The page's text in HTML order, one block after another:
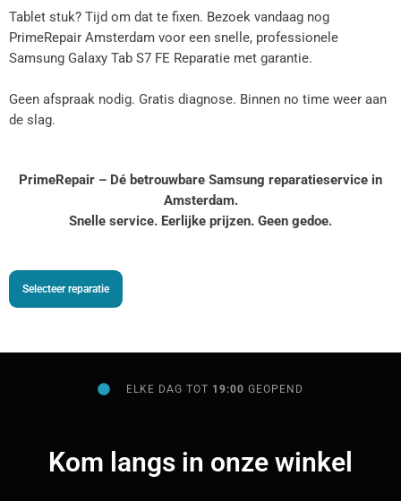
Tablet stuk? Tijd om dat te fixen. Bezoek vandaag nog
PrimeRepair Amsterdam voor een snelle, professionele
Samsung Galaxy Tab S7 FE Reparatie​​​​ met garantie.
Geen afspraak nodig. Gratis diagnose. Binnen no time weer aan
de slag.
PrimeRepair – Dé betrouwbare Samsung reparatieservice in
Amsterdam.
Snelle service. Eerlijke prijzen. Geen gedoe.
Selecteer reparatie
ELKE DAG TOT 19:00GEOPEND
Kom langs in onze winkel